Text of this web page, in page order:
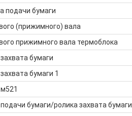
подачи бумаги
(прижимного) вала
прижимного вала термоблока
бумаги
бумаги 1
бумаги/ролика захвата бумаги